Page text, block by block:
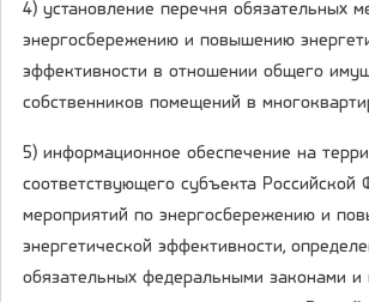
4) установление перечня обязательных
энергосбережению и повышению
эффективности в отношении общего
собственников помещений в
5) информационное обеспечение на
соответствующего субъекта Российской
мероприятий по энергосбережению и
энергетической эффективности,
обязательных федеральными законами и